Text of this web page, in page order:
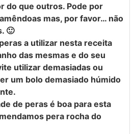
do que outros. Pode por
mas, por favor… não
🙂
a utilizar nesta receita
das mesmas e do seu
utilizar demasiadas ou
um bolo demasiado húmido
de peras é boa para esta
pera rocha do